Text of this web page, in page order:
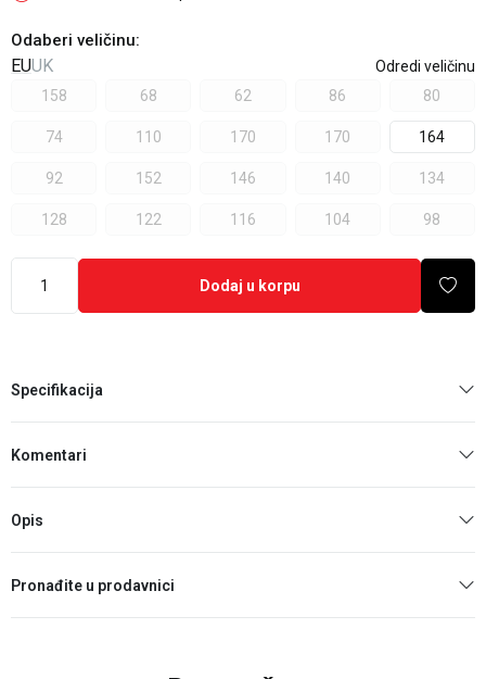
Odaberi veličinu:
EUUK
Odredi veličinu
158
68 62 86 80
74 110 170 170 164
92 152 146 140 134
128 122 116 104 98
Dodaj u korpu
Specifikacija
Komentari
Opis
Pronađite u prodavnici